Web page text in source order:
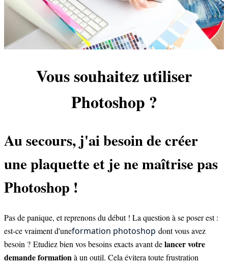
Vous souhaitez utiliser
Photoshop ?
Au secours, j'ai besoin de créer
une plaquette et je ne maîtrise pas
Photoshop !
Pas de panique, et reprenons du début ! La question à se poser est :
est-ce vraiment d'uneformation photoshop dont vous avez
besoin ? Etudiez bien vos besoins exacts avant delancer votre
demande formationà un outil. Cela évitera toute frustration